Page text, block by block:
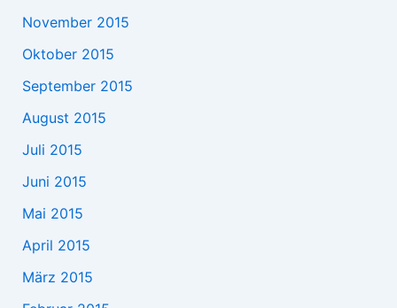
November 2015
Oktober 2015
September 2015
August 2015
Juli 2015
Juni 2015
Mai 2015
April 2015
März 2015